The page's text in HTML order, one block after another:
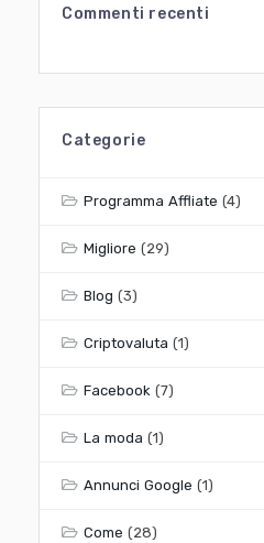
Commenti recenti
Categorie
Programma Affliate (4)
Migliore (29)
Blog (3)
Criptovaluta (1)
Facebook (7)
La moda (1)
Annunci Google (1)
Come (28)